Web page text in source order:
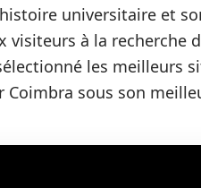
universitaire et
à la recherche
les meilleurs
sous son